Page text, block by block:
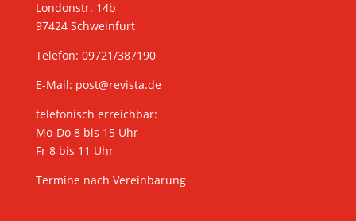
Londonstr. 14b
97424 Schweinfurt
Telefon: 09721/387190
E-Mail: post@revista.de
telefonisch erreichbar:
Mo-Do 8 bis 15 Uhr
Fr 8 bis 11 Uhr
Termine nach Vereinbarung